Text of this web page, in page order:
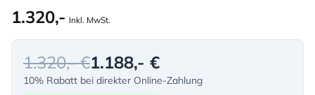
1.320,- Inkl. MwSt.
1.320,- €1.188,- €
10% Rabatt bei direkter Online-Zahlung